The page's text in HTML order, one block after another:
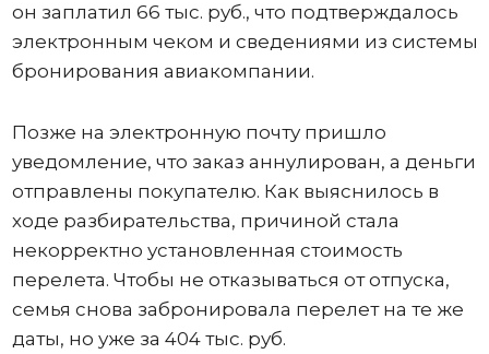
он заплатил 66 тыс. руб., что подтверждалось
электронным чеком и сведениями из системы
бронирования авиакомпании.
Позже на электронную почту пришло
уведомление, что заказ аннулирован, а деньги
отправлены покупателю. Как выяснилось в
ходе разбирательства, причиной стала
некорректно установленная стоимость
перелета. Чтобы не отказываться от отпуска,
семья снова забронировала перелет на те же
даты, но уже за 404 тыс. руб.